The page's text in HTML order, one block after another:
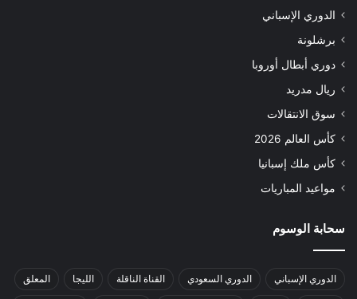
الدوري الإسباني
برشلونة
دوري أبطال أوروبا
ريال مدريد
سوق الانتقالات
كأس العالم 2026
كأس ملك إسبانيا
مواعيد المباريات
سحابة الوسوم
الدوري الإسباني الدوري السعودي القناة الناقلة الليجا المعلق